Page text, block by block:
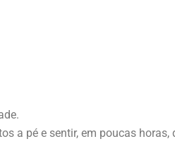
a pé e sentir, em poucas horas,